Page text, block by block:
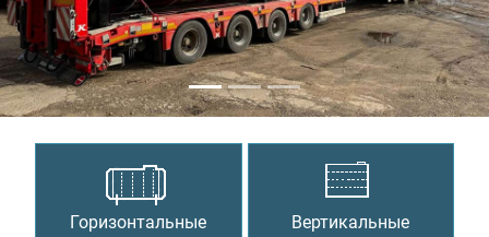
Горизонтальные
Вертикальные